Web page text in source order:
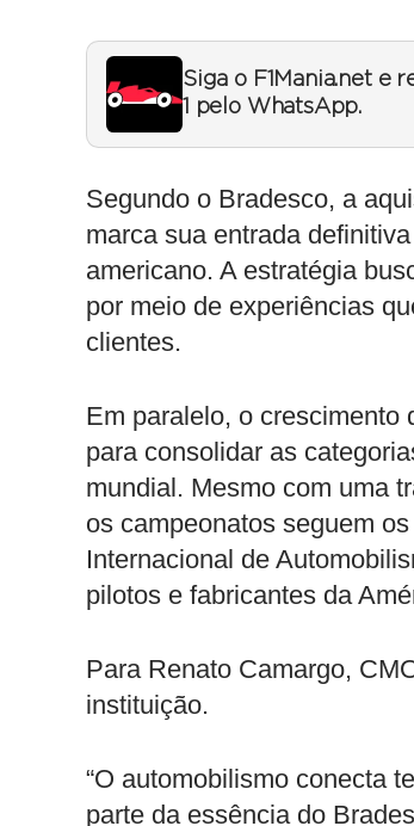
Siga o F1Mania.net e
1 pelo WhatsApp.
Segundo o Bradesco, a
marca sua entrada
americano. A estratégia
por meio de experiências
clientes.
Em paralelo, o crescimento
para consolidar as
mundial. Mesmo com uma
os campeonatos seguem
Internacional de
pilotos e fabricantes da
Para Renato Camargo,
instituição.
“O automobilismo conecta
parte da essência do